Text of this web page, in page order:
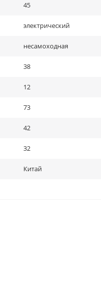
45
электрический
несамоходная
38
12
73
42
32
Китай